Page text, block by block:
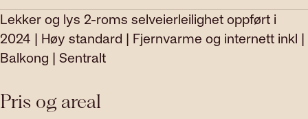
Lekker og lys 2-roms selveierleilighet oppført i
2024 | Høy standard | Fjernvarme og internett inkl |
Balkong | Sentralt
Pris og areal